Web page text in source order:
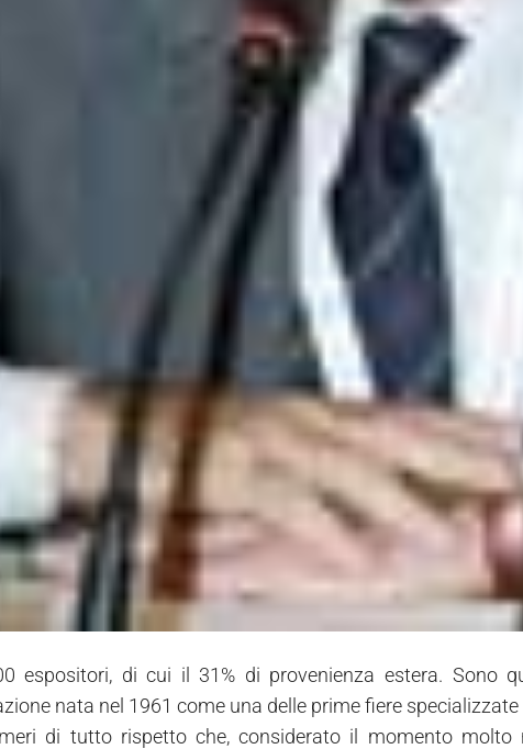
espositori, di cui il 31% di provenienza estera. Sono
nata nel 1961 come una delle prime fiere
di tutto rispetto che, considerato il momento molto